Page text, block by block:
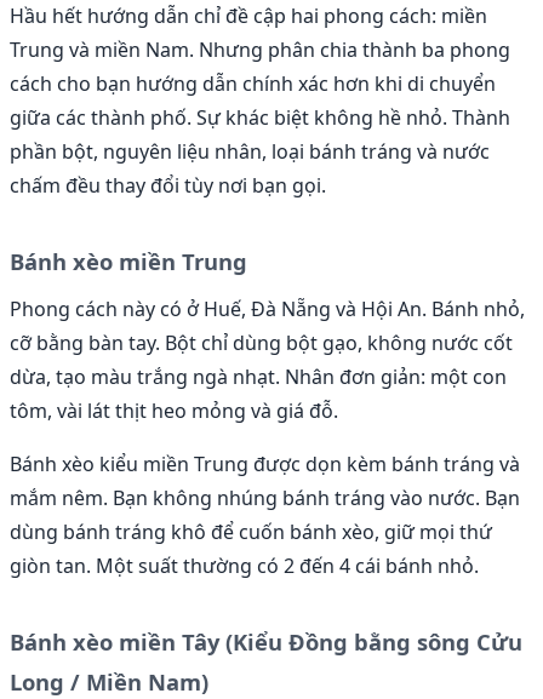
Hầu hết hướng dẫn chỉ đề cập hai phong cách: miền
Trung và miền Nam. Nhưng phân chia thành ba phong
cách cho bạn hướng dẫn chính xác hơn khi di chuyển
giữa các thành phố. Sự khác biệt không hề nhỏ. Thành
phần bột, nguyên liệu nhân, loại bánh tráng và nước
chấm đều thay đổi tùy nơi bạn gọi.
Bánh xèo miền Trung
Phong cách này có ở Huế, Đà Nẵng và Hội An. Bánh nhỏ,
cỡ bằng bàn tay. Bột chỉ dùng bột gạo, không nước cốt
dừa, tạo màu trắng ngà nhạt. Nhân đơn giản: một con
tôm, vài lát thịt heo mỏng và giá đỗ.
Bánh xèo kiểu miền Trung được dọn kèm bánh tráng và
mắm nêm. Bạn không nhúng bánh tráng vào nước. Bạn
dùng bánh tráng khô để cuốn bánh xèo, giữ mọi thứ
giòn tan. Một suất thường có 2 đến 4 cái bánh nhỏ.
Bánh xèo miền Tây (Kiểu Đồng bằng sông Cửu
Long / Miền Nam)